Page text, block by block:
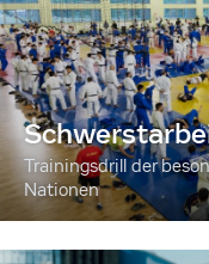
Trainingsdrill der
Nationen